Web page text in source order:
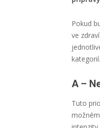
Pokud
ve
kategorií.
A –
Tuto